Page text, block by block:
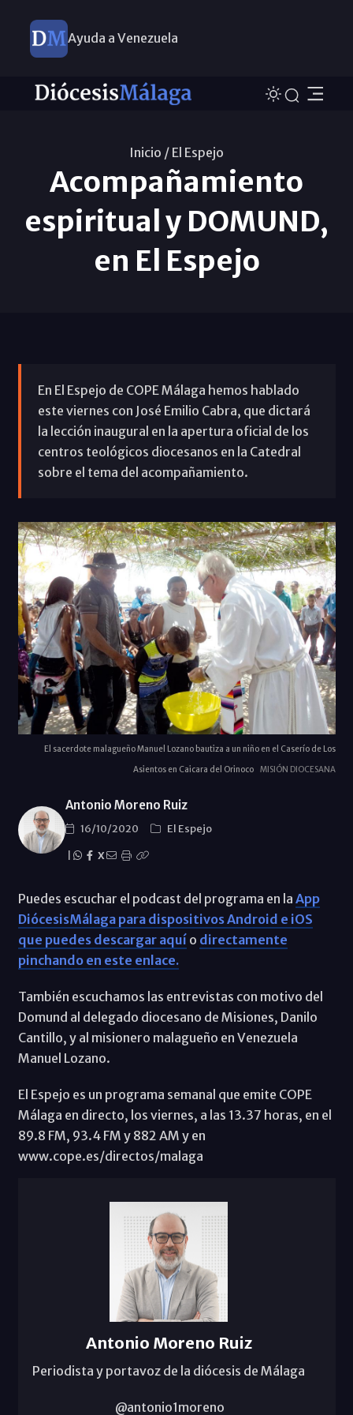
Ayuda a Venezuela
Inicio / El Espejo
Acompañamiento
espiritual y DOMUND,
en El Espejo
En El Espejo de COPE Málaga hemos hablado
este viernes con José Emilio Cabra, que dictará
la lección inaugural en la apertura oficial de los
centros teológicos diocesanos en la Catedral
sobre el tema del acompañamiento.
El sacerdote malagueño Manuel Lozano bautiza a un niño en el Caserío de Los
Asientos en Caicara del Orinoco
MISIÓN DIOCESANA
Antonio Moreno Ruiz
16/10/2020
El Espejo
X
Puedes escuchar el podcast del programa en la App
DiócesisMálaga para dispositivos Android e iOS
que puedes descargar aquío directamente
pinchando en este enlace.
También escuchamos las entrevistas con motivo del
Domund al delegado diocesano de Misiones, Danilo
Cantillo, y al misionero malagueño en Venezuela
Manuel Lozano.
El Espejo es un programa semanal que emite COPE
Málaga en directo, los viernes, a las 13.37 horas, en el
89.8 FM, 93.4 FM y 882 AM y en
www.cope.es/directos/malaga
Antonio Moreno Ruiz
Periodista y portavoz de la diócesis de Málaga
@antonio1moreno